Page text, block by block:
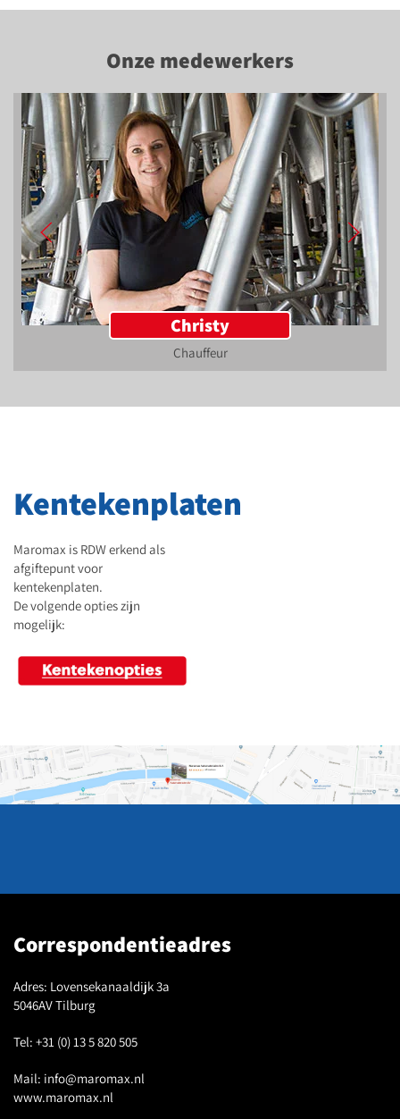
Onze medewerkers
Christy
Chauffeur
Kentekenplaten
Maromax is RDW erkend als
afgiftepunt voor
kentekenplaten.
De volgende opties zijn
mogelijk:
Correspondentieadres
Adres: Lovensekanaaldijk 3a
5046AV Tilburg
Tel: +31 (0) 13 5 820 505
Mail: info@maromax.nl
www.maromax.nl